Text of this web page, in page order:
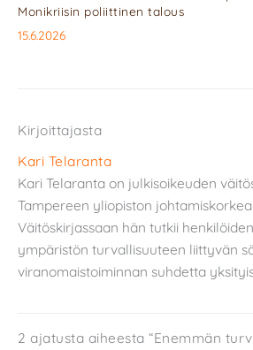
Monikriisin poliittinen talous
15.6.2026
Kirjoittajasta
Kari Telaranta
Kari Telaranta on julkisoikeuden
Tampereen yliopiston
Väitöskirjassaan hän tutkii
ympäristön turvallisuuteen liittyvän
viranomaistoiminnan suhdetta
2 ajatusta aiheesta “Enemmän